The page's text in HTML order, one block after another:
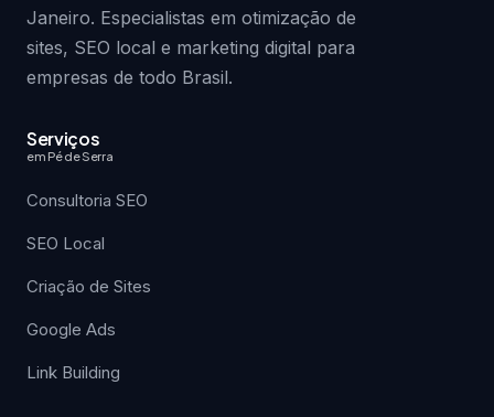
Janeiro. Especialistas em otimização de
sites, SEO local e marketing digital para
empresas de todo Brasil.
Serviços
em Pé de Serra
Consultoria SEO
SEO Local
Criação de Sites
Google Ads
Link Building